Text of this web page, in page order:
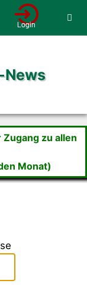
zu allen
Monat)